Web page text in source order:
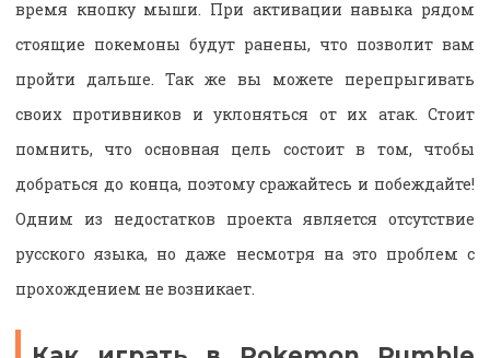
время кнопку мыши. При активации навыка рядом
стоящие покемоны будут ранены, что позволит вам
пройти дальше. Так же вы можете перепрыгивать
своих противников и уклоняться от их атак. Стоит
помнить, что основная цель состоит в том, чтобы
добраться до конца, поэтому сражайтесь и побеждайте!
Одним из недостатков проекта является отсутствие
русского языка, но даже несмотря на это проблем с
прохождением не возникает.